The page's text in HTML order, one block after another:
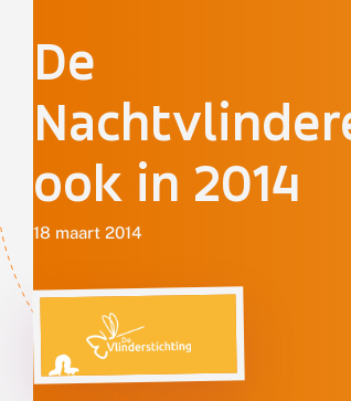
De
ook in 2014
18 maart 2014